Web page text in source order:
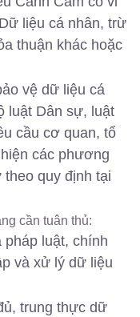
liệu cá nhân, trừ
thuận khác hoặc
vệ dữ liệu cá
luật Dân sự, luật
cầu cơ quan, tổ
các phương
quy định tại
cần tuân thủ:
pháp luật, chính
và xử lý dữ liệu
trung thực dữ